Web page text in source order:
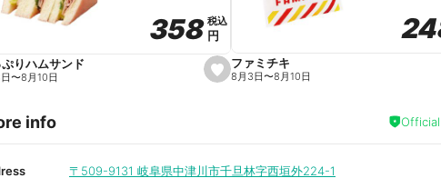
e
s
e
i
t
358
358税込
税込
円
円
りハムサンド
〜8月10日
ファミチキ
8月3日〜8月10日
info
〒509-9131 岐阜県中津川市千旦林字西垣外224-1